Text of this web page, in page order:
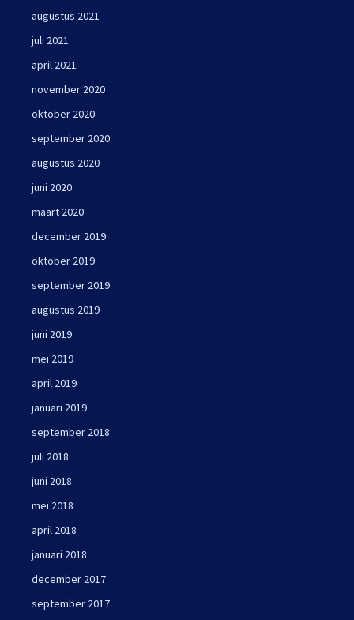
augustus 2021
juli 2021
april 2021
november 2020
oktober 2020
september 2020
augustus 2020
juni 2020
maart 2020
december 2019
oktober 2019
september 2019
augustus 2019
juni 2019
mei 2019
april 2019
januari 2019
september 2018
juli 2018
juni 2018
mei 2018
april 2018
januari 2018
december 2017
september 2017